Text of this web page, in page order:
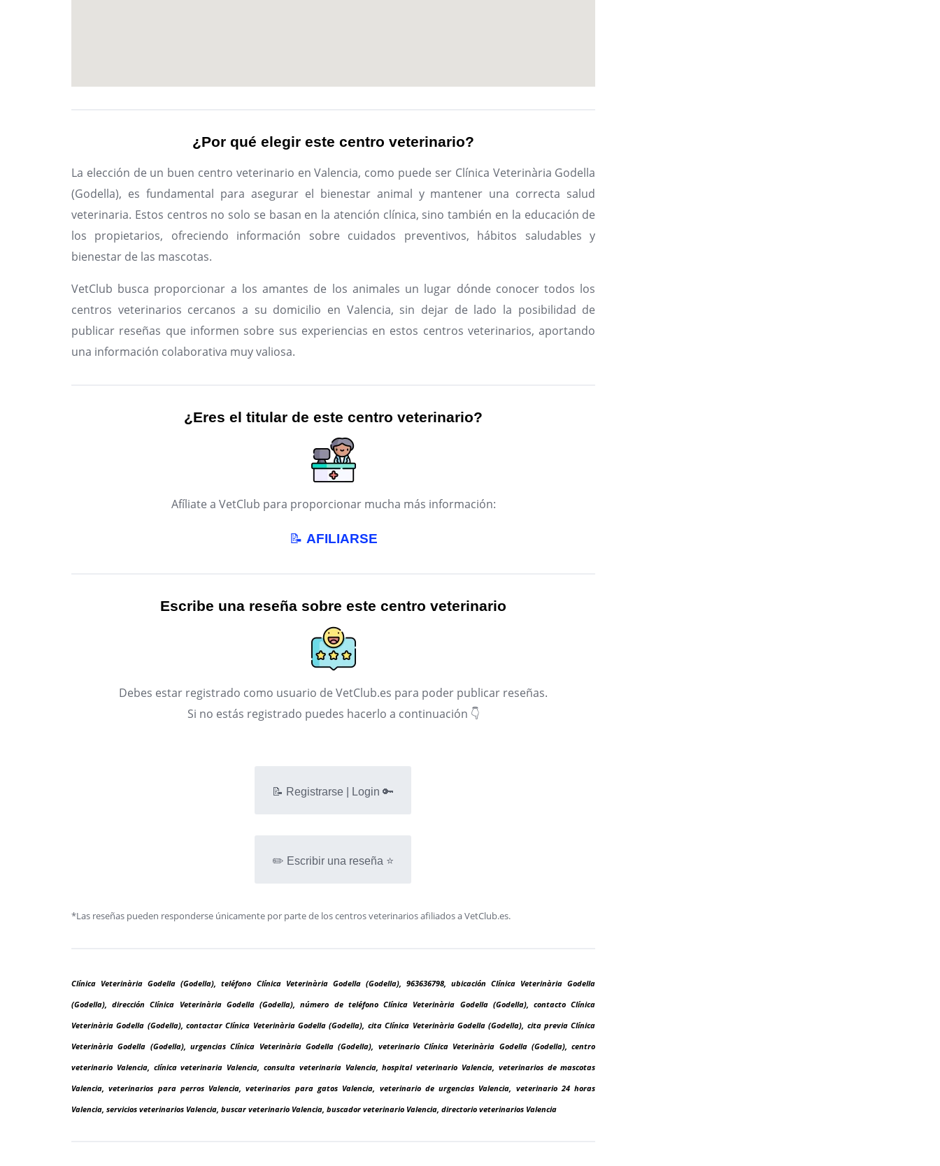
¿Por qué elegir este centro veterinario?
La elección de un buen centro veterinario en Valencia, como puede ser Clínica Veterinària Godella
(Godella), es fundamental para asegurar el bienestar animal y mantener una correcta salud
veterinaria. Estos centros no solo se basan en la atención clínica, sino también en la educación de
los propietarios, ofreciendo información sobre cuidados preventivos, hábitos saludables y
bienestar de las mascotas.
VetClub busca proporcionar a los amantes de los animales un lugar dónde conocer todos los
centros veterinarios cercanos a su domicilio en Valencia, sin dejar de lado la posibilidad de
publicar reseñas que informen sobre sus experiencias en estos centros veterinarios, aportando
una información colaborativa muy valiosa.
¿Eres el titular de este centro veterinario?
Afíliate a VetClub para proporcionar mucha más información:
📝 AFILIARSE
Escribe una reseña sobre este centro veterinario
Debes estar registrado como usuario de VetClub.es para poder publicar reseñas.
Si no estás registrado puedes hacerlo a continuación 👇
📝 Registrarse | Login 🔑
✏️ Escribir una reseña ⭐
*Las reseñas pueden responderse únicamente por parte de los centros veterinarios afiliados a VetClub.es.
Clínica Veterinària Godella (Godella), teléfono Clínica Veterinària Godella (Godella), 963636798, ubicación Clínica Veterinària Godella
(Godella), dirección Clínica Veterinària Godella (Godella), número de teléfono Clínica Veterinària Godella (Godella), contacto Clínica
Veterinària Godella (Godella), contactar Clínica Veterinària Godella (Godella), cita Clínica Veterinària Godella (Godella), cita previa Clínica
Veterinària Godella (Godella), urgencias Clínica Veterinària Godella (Godella), veterinario Clínica Veterinària Godella (Godella), centro
veterinario Valencia, clínica veterinaria Valencia, consulta veterinaria Valencia, hospital veterinario Valencia, veterinarios de mascotas
Valencia, veterinarios para perros Valencia, veterinarios para gatos Valencia, veterinario de urgencias Valencia, veterinario 24 horas
Valencia, servicios veterinarios Valencia, buscar veterinario Valencia, buscador veterinario Valencia, directorio veterinarios Valencia